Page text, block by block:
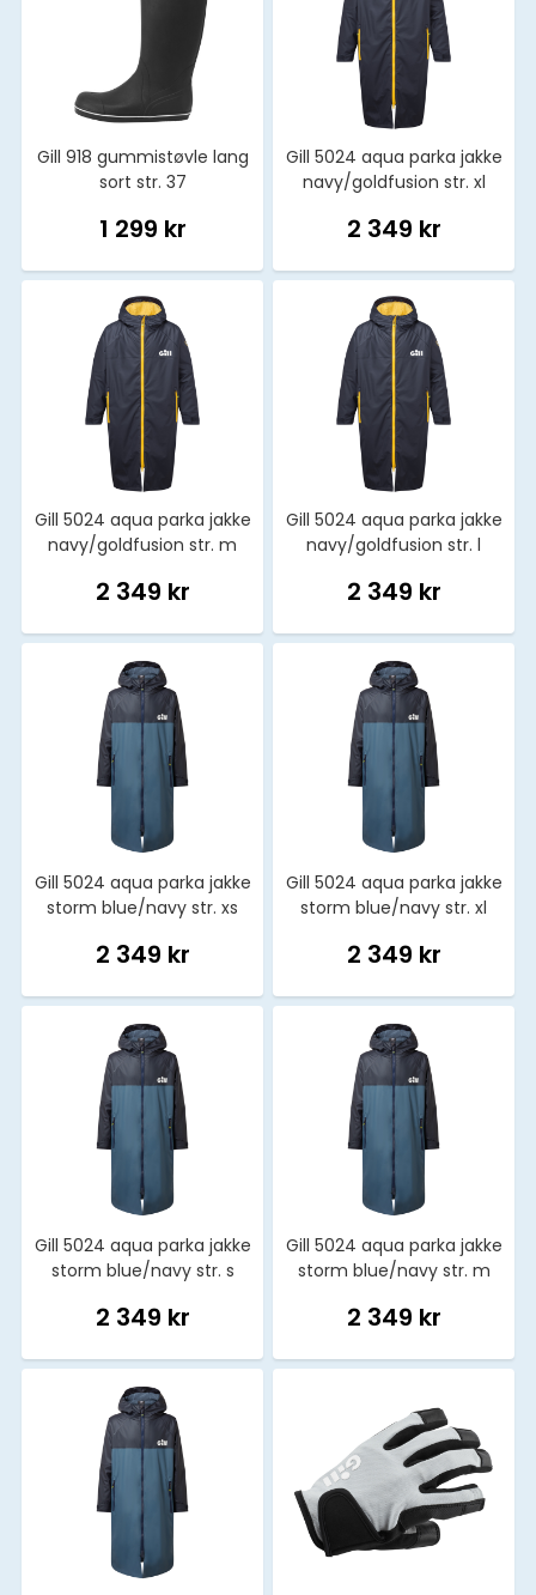
Gill 918 gummistøvle lang
sort str. 37
1 299 kr
Gill 5024 aqua parka jakke
navy/goldfusion str. xl
2 349 kr
Gill 5024 aqua parka jakke
navy/goldfusion str. m
2 349 kr
Gill 5024 aqua parka jakke
navy/goldfusion str. l
2 349 kr
Gill 5024 aqua parka jakke
storm blue/navy str. xs
2 349 kr
Gill 5024 aqua parka jakke
storm blue/navy str. xl
2 349 kr
Gill 5024 aqua parka jakke
storm blue/navy str. s
2 349 kr
Gill 5024 aqua parka jakke
storm blue/navy str. m
2 349 kr